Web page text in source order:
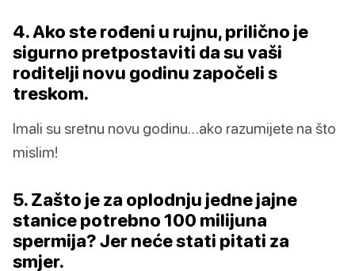
4. Ako ste rođeni u rujnu, prilično je
sigurno pretpostaviti da su vaši
roditelji novu godinu započeli s
treskom.
Imali su sretnu novu godinu…ako razumijete na što
mislim!
5. Zašto je za oplodnju jedne jajne
stanice potrebno 100 milijuna
spermija? Jer neće stati pitati za
smjer.